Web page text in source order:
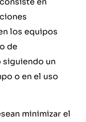
los equipos
de
siguiendo un
o en el uso
minimizar el